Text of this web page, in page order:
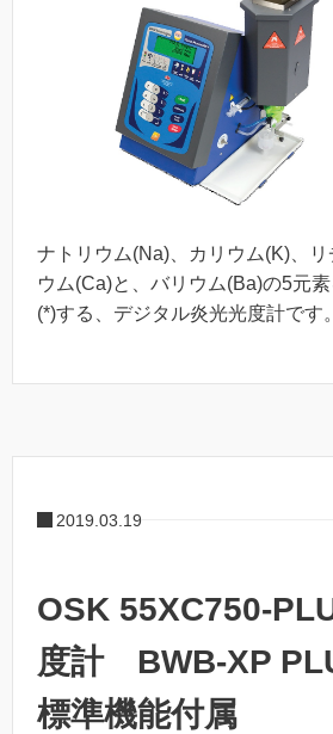
ナトリウム(Na)、カリウム(K)、
ウム(Ca)と、バリウム(Ba)の5元
(*)する、デジタル炎光光度計です。
2019.03.19
OSK 55XC750-
度計 BWB-XP
標準機能付属